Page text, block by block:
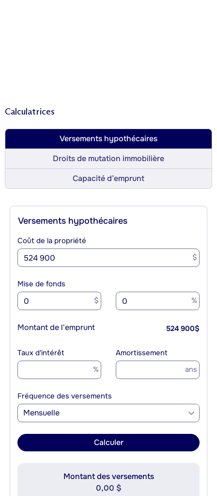
Calculatrices
Versements hypothécaires
Droits de mutation immobilière
Capacité d’emprunt
Versements hypothécaires
Coût de la propriété
$
Mise de fonds
$ %
Montant de l'emprunt 524 900$
Taux d'intérêt
%
Amortissement
ans
Fréquence des versements
Mensuelle
Calculer
Montant des versements
0,00 $